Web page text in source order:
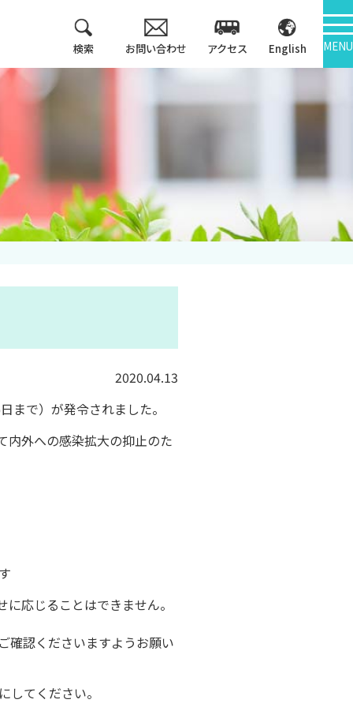
検索 お問い合わせ アクセス English MENU
教育方針
カリキュラム・マッ
プ等
キャンパス紹介
内部質保証
中期計画
2020.04.13
まで）が発令されました。
内外への感染拡大の抑止のた
応じることはできません。
確認くださいますようお願い
てください。